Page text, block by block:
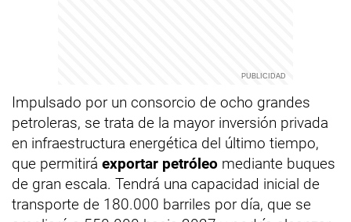
Impulsado por un consorcio de ocho grandes
petroleras, se trata de la mayor inversión privada
en infraestructura energética del último tiempo,
que permitirá exportar petróleo mediante buques
de gran escala. Tendrá una capacidad inicial de
transporte de 180.000 barriles por día, que se